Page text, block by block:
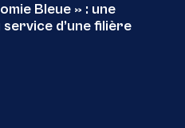
Bleue » : une
service d’une filière